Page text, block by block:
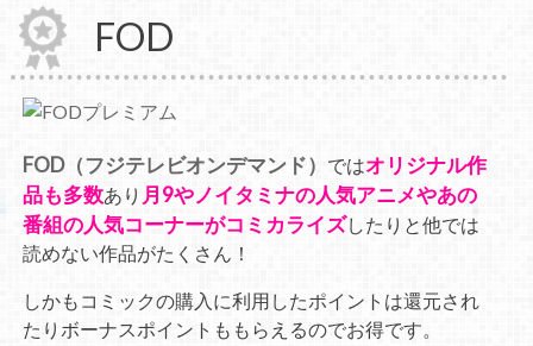
FOD
FOD（フジテレビオンデマンド） ではオリジナル作
品も多数あり 月9やノイタミナの人気アニメやあの
番組の人気コーナーがコミカライズしたりと他では
読めない作品がたくさん！
しかもコミックの購入に利用したポイントは還元され
たりボーナスポイントももらえるのでお得です。